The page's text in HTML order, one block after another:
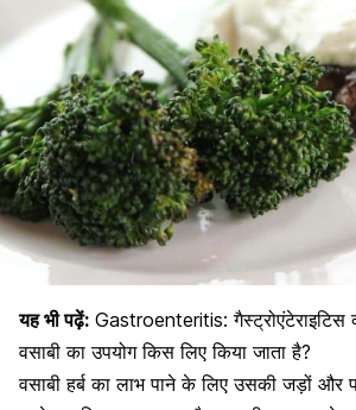
यह भी पढ़ें: Gastroenteritis: गैस्ट्रोएंटेराइटिस
वसाबी का उपयोग किस लिए किया जाता है?
वसाबी हर्ब का लाभ पाने के लिए उसकी जड़ों और